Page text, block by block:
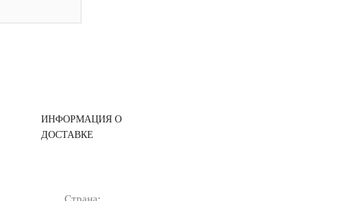
ИНФОРМАЦИЯ О
ДОСТАВКЕ